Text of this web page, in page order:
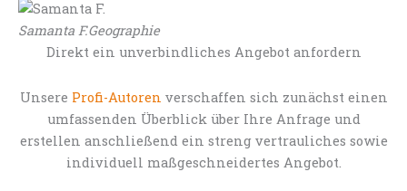
Samanta F.Geographie
Direkt ein unverbindliches Angebot anfordern
Unsere Profi-Autoren verschaffen sich zunächst einen
umfassenden Überblick über Ihre Anfrage und
erstellen anschließend ein streng vertrauliches sowie
individuell maßgeschneidertes Angebot.